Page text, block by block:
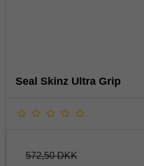
Seal Skinz Ultra Grip
572,50 DKK